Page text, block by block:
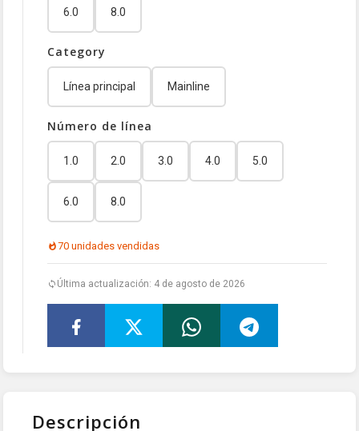
6.0 8.0
Category
Línea principal Mainline
Número de línea
1.0 2.0 3.0 4.0 5.0
6.0 8.0
70 unidades vendidas
Última actualización: 4 de agosto de 2026
Descripción